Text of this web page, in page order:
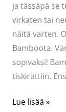
ja tässäpä se
virkaten tai
näitä varten.
Bamboota.
sopivaksi!
tiskirättiin.
Tiskirättejä
Lue lisää »